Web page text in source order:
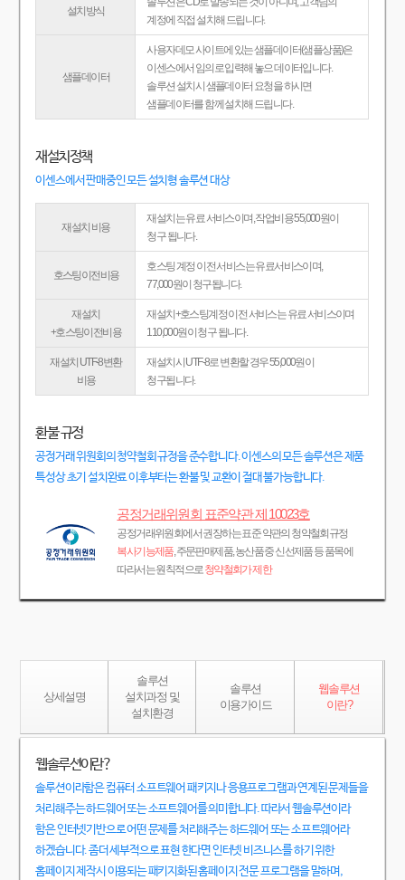
설치방식
계정에 직접 설치해 드립니다.
샘플데이터
사용자데모 사이트에 있는 샘플데이터(샘플상품)은
이센스에서 임의로 입력해 놓으 데이터입니다.
솔루션 설치시 샘플데이터 요청을 하시면
샘플데이터를 함께 설치해 드립니다.
재설치정책
이센스에서 판매중인 모든 설치형 솔루션 대상
재설치 비용
재설치는 유료 서비스이며, 작업비용 55,000원이
청구 됩니다.
호스팅이전비용
호스팅 계정 이전 서비스는 유료서비스이며,
77,000원이 청구됩니다.
재설치
+호스팅이전비용
재설치+호스팅계정 이전 서비스는 유료 서비스이며
110,000원이 청구 됩니다.
재설치 UTF-8변환
비용
재설치시 UTF-8로 변환할 경우 55,000원이
청구됩니다.
환불 규정
공정거래 위원회의 청약철회 규정을 준수합니다. 이센스의 모든 솔루션은 제품
특성상 초기 설치완료 이후부터는 환불 및 교환이 절대 불가능합니다.
공정거래위원회 표준약관 제 10023호
공정거래위원회에서 권장하는 표준 약관의 청약철회규정
복사기능제품, 주문판매제품, 농산품 중 신선제품 등 품목에
따라서는 원칙적으로청약철회가 제한
상세설명
솔루션
설치과정 및
설치환경
솔루션
이용가이드
웹솔루션
이란?
웹솔루션이란?
솔루션이라함은 컴퓨터 소프트웨어 패키지나 응용프로그램과 연계된 문제들을
처리해주는 하드웨어 또는 소프트웨어를 의미합니다. 따라서 웹솔루션이라
함은 인터넷기반으로 어떤 문제를 처리해주는 하드웨어 또는 소프트웨어라
하겠습니다. 좀더 세부적으로 표현 한다면 인터넷 비즈니스를 하기 위한
홈페이지 제작시 이용되는 패키지화된 홈페이지 전문 프로그램을 말하며,